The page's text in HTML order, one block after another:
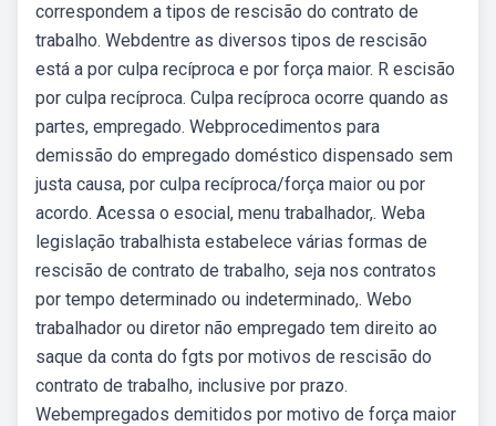
correspondem a tipos de rescisão do contrato de
trabalho. Webdentre as diversos tipos de rescisão
está a por culpa recíproca e por força maior. R escisão
por culpa recíproca. Culpa recíproca ocorre quando as
partes, empregado. Webprocedimentos para
demissão do empregado doméstico dispensado sem
justa causa, por culpa recíproca/força maior ou por
acordo. Acessa o esocial, menu trabalhador,. Weba
legislação trabalhista estabelece várias formas de
rescisão de contrato de trabalho, seja nos contratos
por tempo determinado ou indeterminado,. Webo
trabalhador ou diretor não empregado tem direito ao
saque da conta do fgts por motivos de rescisão do
contrato de trabalho, inclusive por prazo.
Webempregados demitidos por motivo de força maior